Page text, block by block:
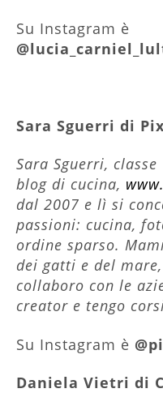
Su Instagram è
Sara Sguerri di
Sara Sguerri,
blog di cucina,
dal 2007 e lì si
passioni: cucina,
ordine sparso.
dei gatti e del
collaboro con le
creator e tengo
Su Instagram è
Daniela Vietri di